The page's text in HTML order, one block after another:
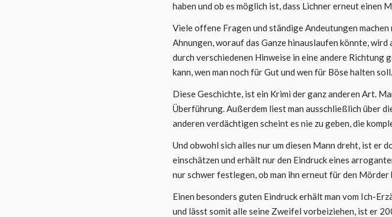
haben und ob es möglich ist, dass Lichner erneut einen
Viele offene Fragen und ständige Andeutungen
Ahnungen, worauf das Ganze hinauslaufen könnte,
durch verschiedenen Hinweise in eine andere Richtung
kann, wen man noch für Gut und wen für Böse halten soll.
Diese Geschichte, ist ein Krimi der ganz anderen Art.
Überführung. Außerdem liest man ausschließlich über
anderen verdächtigen scheint es nie zu geben, die
Und obwohl sich alles nur um diesen Mann dreht, ist er
einschätzen und erhält nur den Eindruck eines
nur schwer festlegen, ob man ihn erneut für den
Einen besonders guten Eindruck erhält man vom Ich-
und lässt somit alle seine Zweifel vorbeiziehen, ist er